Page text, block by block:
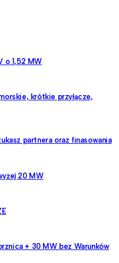
o 1,52 MW
krótkie przyłącze,
partnera oraz finasowania
20 MW
+ 30 MW bez Warunków